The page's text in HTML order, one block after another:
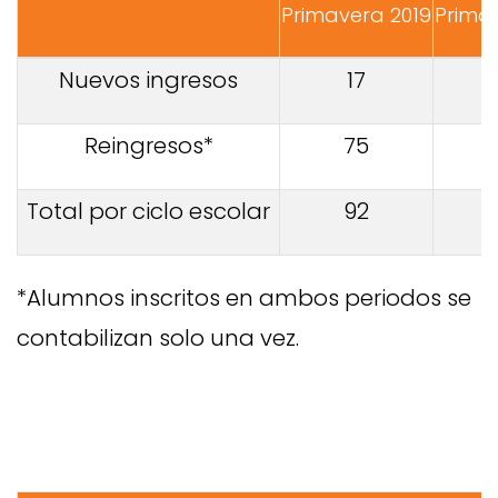
Primavera 2019
Nuevos ingresos 17
Reingresos* 75
Total por ciclo escolar 92
*Alumnos inscritos en ambos periodos se
contabilizan solo una vez.